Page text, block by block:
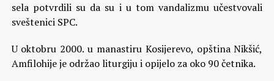
sela potvrdili su da su i u tom vandalizmu učestvovali
sveštenici SPC.
U oktobru 2000. u manastiru Kosijerevo, opština Nikšić,
Amfilohije je održao liturgiju i opijelo za oko 90 četnika.